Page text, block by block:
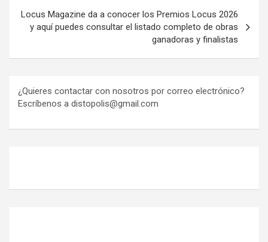
Locus Magazine da a conocer los Premios Locus 2026
y aquí puedes consultar el listado completo de obras
ganadoras y finalistas
¿Quieres contactar con nosotros por correo electrónico?
Escríbenos a distopolis@gmail.com